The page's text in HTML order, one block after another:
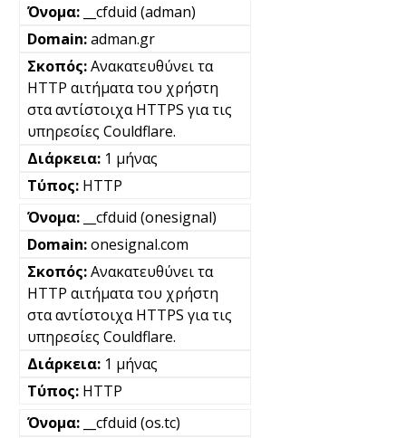
__cfduid (adman)
adman.gr
Ανακατευθύνει τα
HTTP αιτήματα του χρήστη
στα αντίστοιχα HTTPS για τις
υπηρεσίες Couldflare.
1 μήνας
HTTP
__cfduid (onesignal)
onesignal.com
Ανακατευθύνει τα
HTTP αιτήματα του χρήστη
στα αντίστοιχα HTTPS για τις
υπηρεσίες Couldflare.
1 μήνας
HTTP
__cfduid (os.tc)